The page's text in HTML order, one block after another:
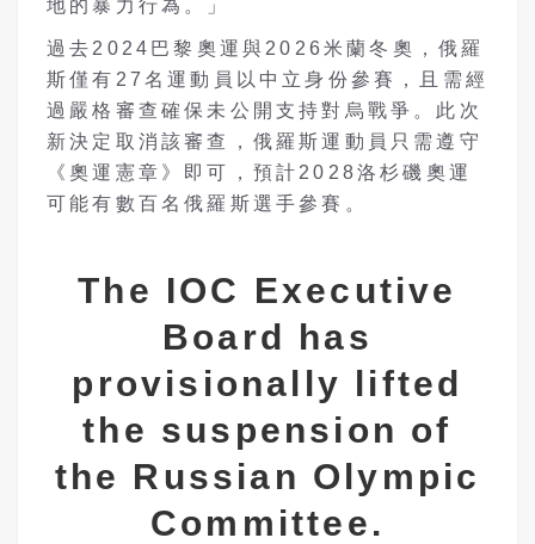
地的暴力行為。」
過去2024巴黎奧運與2026米蘭冬奧，俄羅
斯僅有27名運動員以中立身份參賽，且需經
過嚴格審查確保未公開支持對烏戰爭。此次
新決定取消該審查，俄羅斯運動員只需遵守
《奧運憲章》即可，預計2028洛杉磯奧運
可能有數百名俄羅斯選手參賽。
The IOC Executive
Board has
provisionally lifted
the suspension of
the Russian Olympic
Committee.